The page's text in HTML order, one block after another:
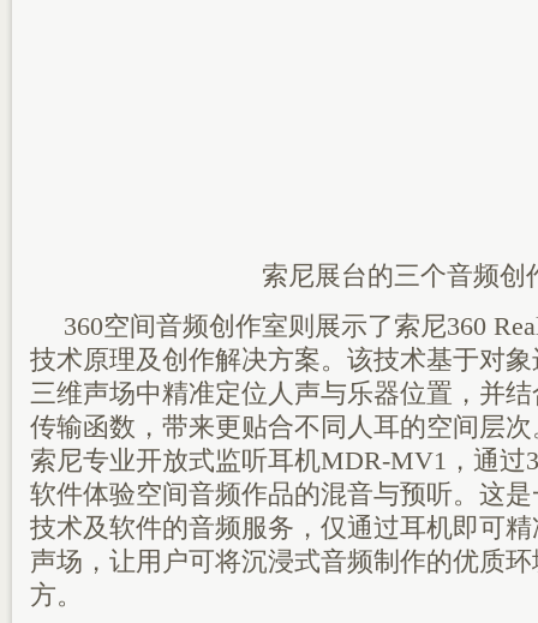
索尼展台的三个音频创
360空间音频创作室‌则展示了索尼360
技术原理及创作解决方案。该技术基于对
三维声场中精准定位人声与乐器位置，并
传输函数，带来更贴合不同人耳的空间层
索尼专业开放式监听耳机MDR-MV1，通过
软件体验空间音频作品的混音与预听。这
技术及软件的音频服务，仅通过耳机即可
声场，让用户可将沉浸式音频制作的优质
方。